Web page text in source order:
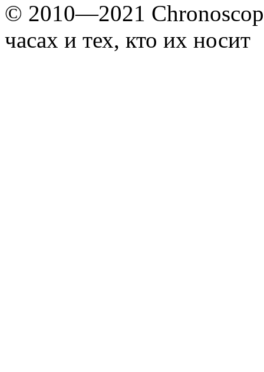
© 2010—2021
часах и тех, кто их носит